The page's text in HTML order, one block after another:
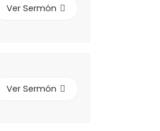
Ver Sermón
Ver Sermón